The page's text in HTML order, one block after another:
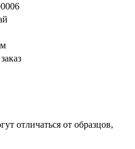
отличаться от образцов,